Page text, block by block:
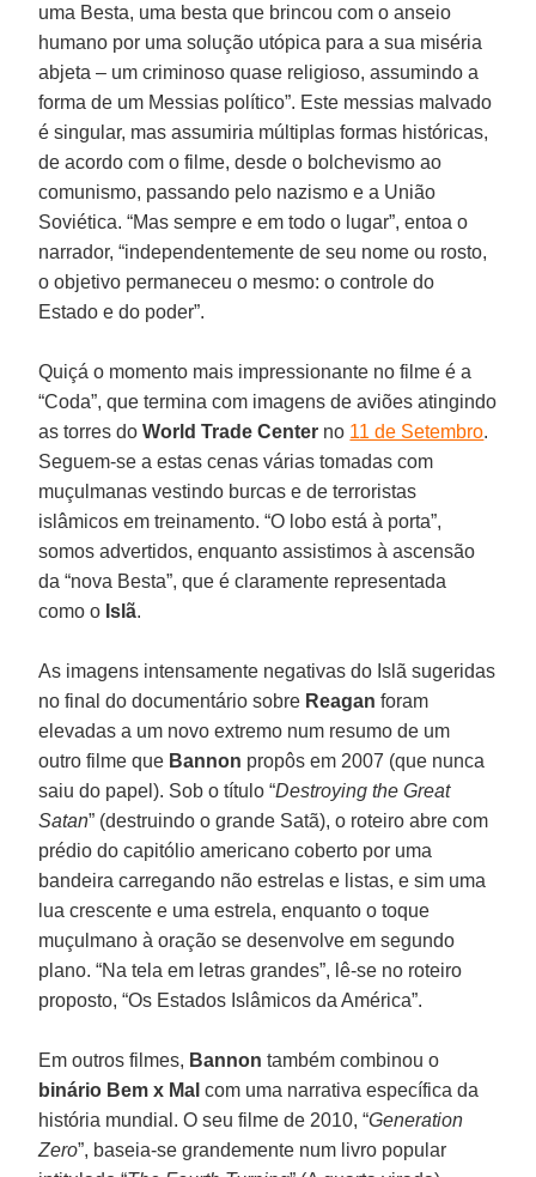
uma Besta, uma besta que brincou com o anseio
humano por uma solução utópica para a sua miséria
abjeta – um criminoso quase religioso, assumindo a
forma de um Messias político”. Este messias malvado
é singular, mas assumiria múltiplas formas históricas,
de acordo com o filme, desde o bolchevismo ao
comunismo, passando pelo nazismo e a União
Soviética. “Mas sempre e em todo o lugar”, entoa o
narrador, “independentemente de seu nome ou rosto,
o objetivo permaneceu o mesmo: o controle do
Estado e do poder”.
Quiçá o momento mais impressionante no filme é a
“Coda”, que termina com imagens de aviões atingindo
as torres doWorld Trade Center no 11 de Setembro.
Seguem-se a estas cenas várias tomadas com
muçulmanas vestindo burcas e de terroristas
islâmicos em treinamento. “O lobo está à porta”,
somos advertidos, enquanto assistimos à ascensão
da “nova Besta”, que é claramente representada
como o Islã.
As imagens intensamente negativas do Islã sugeridas
no final do documentário sobre Reagan foram
elevadas a um novo extremo num resumo de um
outro filme que Bannon propôs em 2007 (que nunca
saiu do papel). Sob o título “Destroying the Great
Satan” (destruindo o grande Satã), o roteiro abre com
prédio do capitólio americano coberto por uma
bandeira carregando não estrelas e listas, e sim uma
lua crescente e uma estrela, enquanto o toque
muçulmano à oração se desenvolve em segundo
plano. “Na tela em letras grandes”, lê-se no roteiro
proposto, “Os Estados Islâmicos da América”.
Em outros filmes, Bannon também combinou o
binário Bem x Mal com uma narrativa específica da
história mundial. O seu filme de 2010, “Generation
Zero”, baseia-se grandemente num livro popular